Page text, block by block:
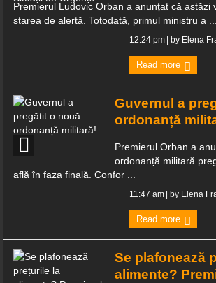
Premierul Ludovic Orban a anunțat că astăzi
starea de alertă. Totodată, primul ministru a ...
12:24 pm | by Elena
Read more
Guvernul a
ordonanță
Premierul Orban a
ordonanță militară
află în faza finală. Confor ...
11:47 am | by Elena
Read more
Se plafonează
alimente?